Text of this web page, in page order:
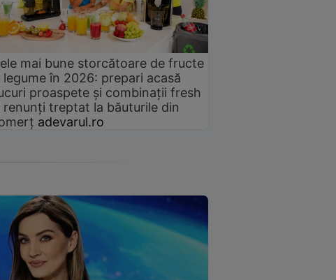
mai bune storcătoare de fructe
legume în 2026: prepari acasă
proaspete și combinații fresh
renunți treptat la băuturile din
adevarul.ro